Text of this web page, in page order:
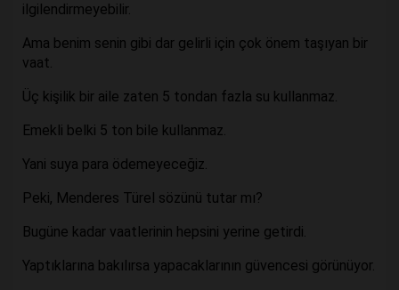
ilgilendirmeyebilir.
Ama benim senin gibi dar gelirli için çok önem taşıyan bir
vaat.
Üç kişilik bir aile zaten 5 tondan fazla su kullanmaz.
Emekli belki 5 ton bile kullanmaz.
Yani suya para ödemeyeceğiz.
Peki, Menderes Türel sözünü tutar mı?
Bugüne kadar vaatlerinin hepsini yerine getirdi.
Yaptıklarına bakılırsa yapacaklarının güvencesi görünüyor.